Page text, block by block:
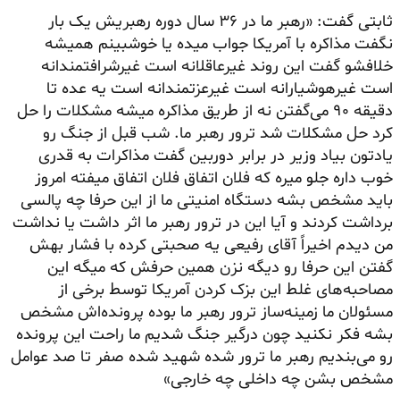
ثابتی گفت: «رهبر ما در ۳۶ سال دوره رهبریش یک بار
نگفت مذاکره با آمریکا جواب میده یا خوشبینم همیشه
خلافشو گفت این روند غیرعاقلانه است غیرشرافتمندانه
است غیرهوشیارانه است غیرعزتمندانه است یه عده تا
دقیقه ۹۰ می‌گفتن نه از طریق مذاکره میشه مشکلات را حل
کرد حل مشکلات شد ترور رهبر ما. شب قبل از جنگ رو
یادتون بیاد وزیر در برابر دوربین گفت مذاکرات به قدری
خوب داره جلو میره که فلان اتفاق فلان اتفاق میفته امروز
باید مشخص بشه دستگاه امنیتی ما از این حرفا چه پالسی
برداشت کردند و آیا این در ترور رهبر ما اثر داشت یا نداشت
من دیدم اخیراً آقای رفیعی یه صحبتی کرده با فشار بهش
گفتن این حرفا رو دیگه نزن همین حرفش که میگه این
مصاحبه‌های غلط این بزک کردن آمریکا توسط برخی از
مسئولان ما زمینه‌ساز ترور رهبر ما بوده پرونده‌اش مشخص
بشه فکر نکنید چون درگیر جنگ شدیم ما راحت این پرونده
رو می‌بندیم رهبر ما ترور شده شهید شده صفر تا صد عوامل
مشخص بشن چه داخلی چه خارجی»